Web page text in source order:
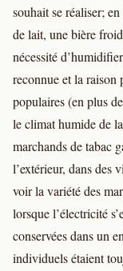
souhait se réaliser;
de lait, une bière
nécessité
reconnue et la raison
populaires (en plus
le climat humide de
marchands de tabac
l’extérieur, dans des
voir la variété des
lorsque l’électricité
conservées dans un
individuels étaient